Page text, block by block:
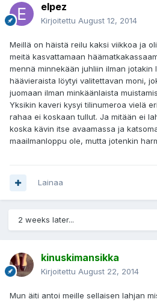
elpez
Kirjoitettu August 12, 2014
Meillä on häistä reilu kaksi viikkoa ja
meitä kasvattamaan
mennä minnekään juhliin ilman jotakin
häävieraista löytyi valitettavan moni,
juomaan ilman minkäänlaista
Yksikin kaveri kysyi tilinumeroa vielä
rahaa ei koskaan tullut. Ja mitään ei
koska kävin itse avaamassa ja
maailmanloppu ole, mutta jotenkin
Lainaa
2 weeks later...
kinuskimansikka
Kirjoitettu August 22, 2014
Mun äiti antoi meille sellaisen lahjan